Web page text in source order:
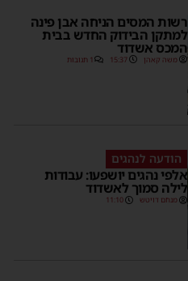
רשות המסים הניחה אבן פינה
למתקן הבידוק החדש בבית
המכס אשדוד
משה קאהן 15:37 1 תגובות
הודעה לנהגים
אלפי נהגים יושפעו: עבודות
לילה סמוך לאשדוד
מנחם דויטש 11:10